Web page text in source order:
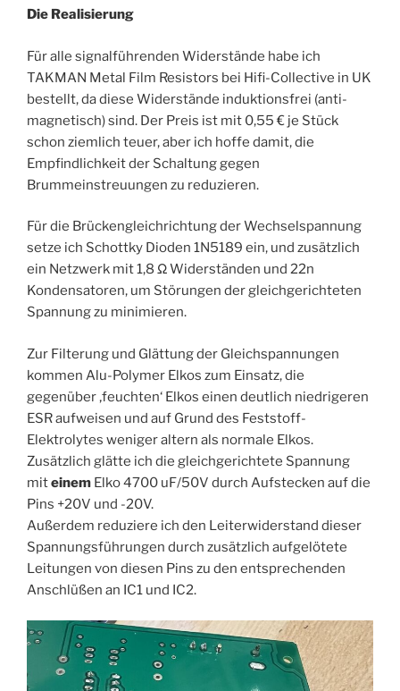
Die Realisierung
Für alle signalführenden Widerstände habe ich
TAKMAN Metal Film Resistors bei Hifi-Collective in UK
bestellt, da diese Widerstände induktionsfrei (anti-
magnetisch) sind. Der Preis ist mit 0,55 € je Stück
schon ziemlich teuer, aber ich hoffe damit, die
Empfindlichkeit der Schaltung gegen
Brummeinstreuungen zu reduzieren.
Für die Brückengleichrichtung der Wechselspannung
setze ich Schottky Dioden 1N5189 ein, und zusätzlich
ein Netzwerk mit 1,8 Ω Widerständen und 22n
Kondensatoren, um Störungen der gleichgerichteten
Spannung zu minimieren.
Zur Filterung und Glättung der Gleichspannungen
kommen Alu-Polymer Elkos zum Einsatz, die
gegenüber ‚feuchten‘ Elkos einen deutlich niedrigeren
ESR aufweisen und auf Grund des Feststoff-
Elektrolytes weniger altern als normale Elkos.
Zusätzlich glätte ich die gleichgerichtete Spannung
miteinem Elko 4700 uF/50V durch Aufstecken auf die
Pins +20V und -20V.
Außerdem reduziere ich den Leiterwiderstand dieser
Spannungsführungen durch zusätzlich aufgelötete
Leitungen von diesen Pins zu den entsprechenden
Anschlüßen an IC1 und IC2.